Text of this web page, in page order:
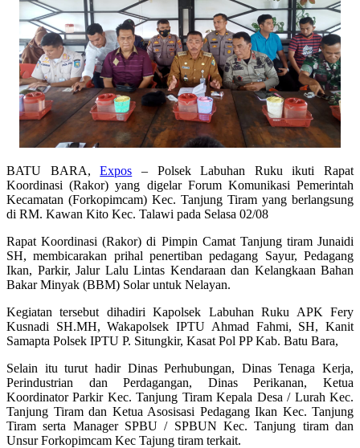
BATU BARA,Expos – Polsek Labuhan Ruku ikuti Rapat
Koordinasi (Rakor) yang digelar Forum Komunikasi Pemerintah
Kecamatan (Forkopimcam) Kec. Tanjung Tiram yang berlangsung
di RM. Kawan Kito Kec. Talawi pada Selasa 02/08
Rapat Koordinasi (Rakor) di Pimpin Camat Tanjung tiram Junaidi
SH, membicarakan prihal penertiban pedagang Sayur, Pedagang
Ikan, Parkir, Jalur Lalu Lintas Kendaraan dan Kelangkaan Bahan
Bakar Minyak (BBM) Solar untuk Nelayan.
Kegiatan tersebut dihadiri Kapolsek Labuhan Ruku APK Fery
Kusnadi SH.MH, Wakapolsek IPTU Ahmad Fahmi, SH, Kanit
Samapta Polsek IPTU P. Situngkir, Kasat Pol PP Kab. Batu Bara,
Selain itu turut hadir Dinas Perhubungan, Dinas Tenaga Kerja,
Perindustrian dan Perdagangan, Dinas Perikanan, Ketua
Koordinator Parkir Kec. Tanjung Tiram Kepala Desa / Lurah Kec.
Tanjung Tiram dan Ketua Asosisasi Pedagang Ikan Kec. Tanjung
Tiram serta Manager SPBU / SPBUN Kec. Tanjung tiram dan
Unsur Forkopimcam Kec Tajung tiram terkait.